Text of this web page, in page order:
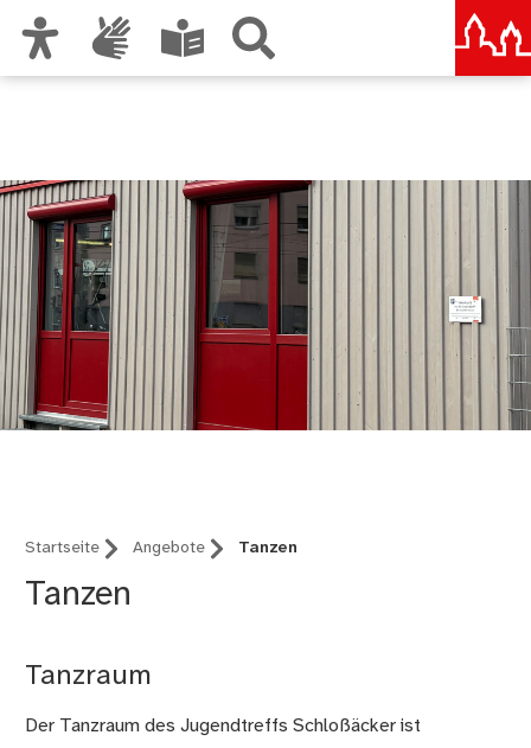
Startseite Angebote Tanzen
Tanzen
Tanzraum
Der Tanzraum des Jugendtreffs Schloßäcker ist